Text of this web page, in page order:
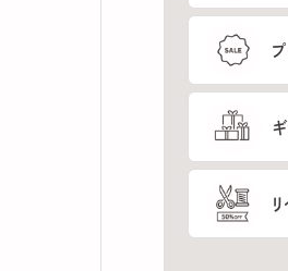
プレ
ギフ
リペ